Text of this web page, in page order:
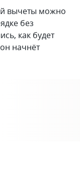
вычеты можно
без
как будет
начнёт